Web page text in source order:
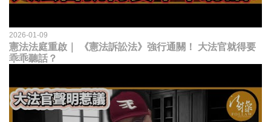
2026-01-09
憲法法庭重啟｜ 《憲法訴訟法》強行通關！ 大法官就得要
乖乖聽話？